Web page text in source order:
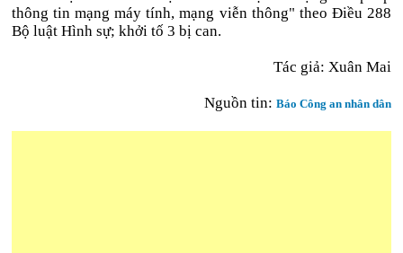
thông tin mạng máy tính, mạng viễn thông" theo Điều 288
Bộ luật Hình sự; khởi tố 3 bị can.
Tác giả: Xuân Mai
Nguồn tin: Báo Công an nhân dân